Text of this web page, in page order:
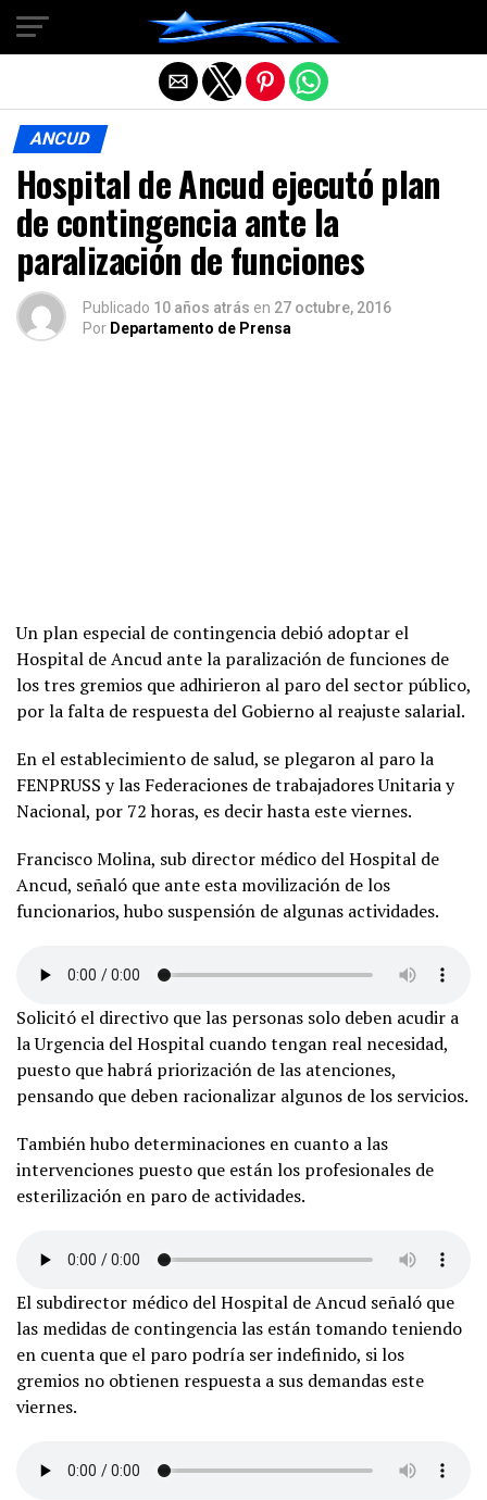
ANCUD
Hospital de Ancud ejecutó plan
de contingencia ante la
paralización de funciones
Publicado 10 años atrás en 27 octubre, 2016
Por Departamento de Prensa
Un plan especial de contingencia debió adoptar el
Hospital de Ancud ante la paralización de funciones de
los tres gremios que adhirieron al paro del sector público,
por la falta de respuesta del Gobierno al reajuste salarial.
En el establecimiento de salud, se plegaron al paro la
FENPRUSS y las Federaciones de trabajadores Unitaria y
Nacional, por 72 horas, es decir hasta este viernes.
Francisco Molina, sub director médico del Hospital de
Ancud, señaló que ante esta movilización de los
funcionarios, hubo suspensión de algunas actividades.
Solicitó el directivo que las personas solo deben acudir a
la Urgencia del Hospital cuando tengan real necesidad,
puesto que habrá priorización de las atenciones,
pensando que deben racionalizar algunos de los servicios.
También hubo determinaciones en cuanto a las
intervenciones puesto que están los profesionales de
esterilización en paro de actividades.
El subdirector médico del Hospital de Ancud señaló que
las medidas de contingencia las están tomando teniendo
en cuenta que el paro podría ser indefinido, si los
gremios no obtienen respuesta a sus demandas este
viernes.
Salir de la versión móvil